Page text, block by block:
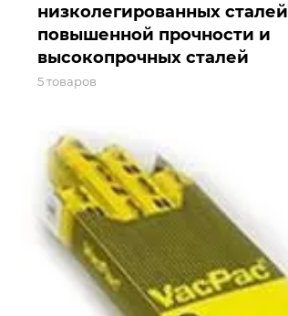
низколегированных сталей
повышенной прочности и
высокопрочных сталей
5 товаров